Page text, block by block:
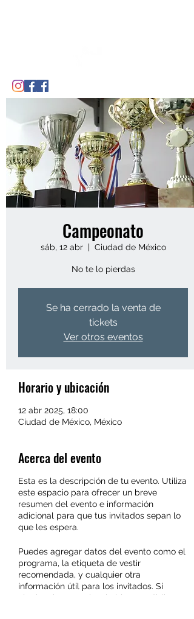
Campeonato
sáb, 12 abr
  |
Ciudad de México
No te lo pierdas
Se ha cerrado la venta de
tickets
Ver otros eventos
Horario y ubicación
12 abr 2025, 18:00
Ciudad de México, México
Acerca del evento
Esta es la descripción de tu evento. Utiliza
este espacio para ofrecer un breve
resumen del evento e información
adicional para que tus invitados sepan lo
que les espera.
Puedes agregar datos del evento como el
programa, la etiqueta de vestir
recomendada, y cualquier otra
información útil para los invitados. Si
alguien tiene previsto hablar en público en